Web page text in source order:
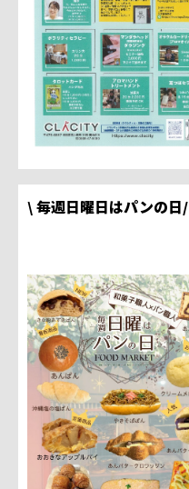
\ 毎週日曜日はパンの日/